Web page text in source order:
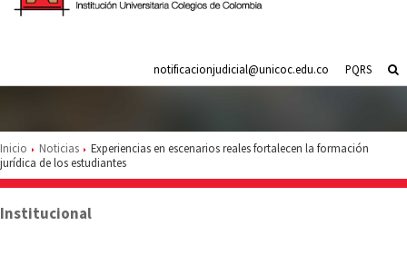
PQRS
notificacionjudicial@unicoc.edu.co
Inicio Noticias
Experiencias en escenarios reales fortalecen la formación
jurídica de los estudiantes
Institucional